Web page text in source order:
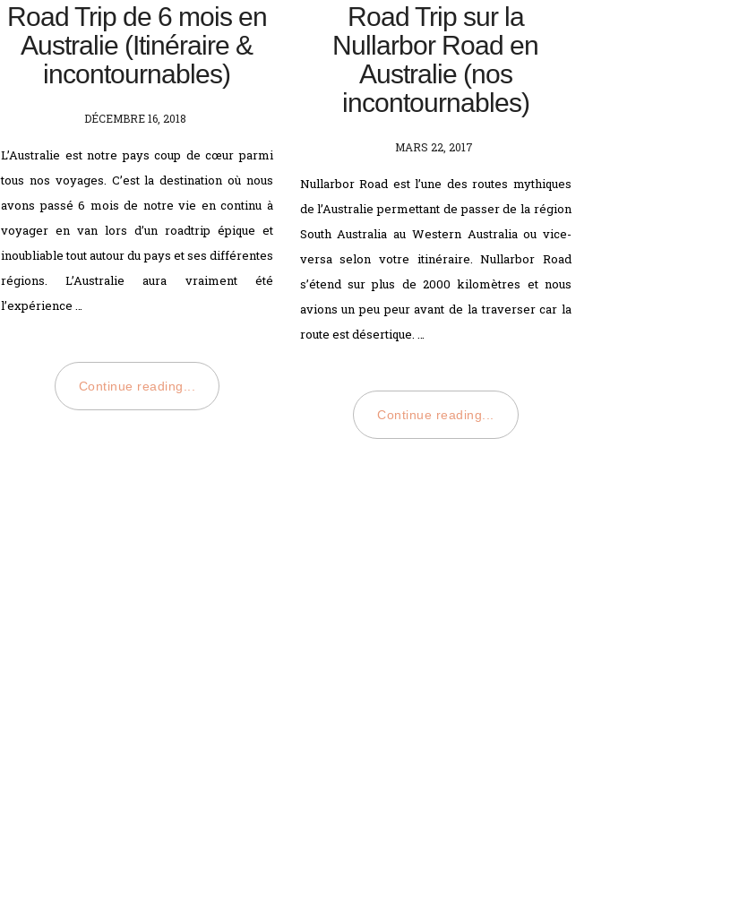
Road Trip de 6 mois en
Australie (Itinéraire &
incontournables)
POSTED
DÉCEMBRE 16, 2018
L’Australie est notre pays coup de cœur parmi
tous nos voyages. C’est la destination où nous
avons passé 6 mois de notre vie en continu à
voyager en van lors d’un roadtrip épique et
inoubliable tout autour du pays et ses différentes
régions. L’Australie aura vraiment été
l’expérience …
Continue reading...
Road Trip sur la
Nullarbor Road en
Australie (nos
incontournables)
POSTED
MARS 22, 2017
Nullarbor Road est l’une des routes mythiques
de l’Australie permettant de passer de la région
South Australia au Western Australia ou vice-
versa selon votre itinéraire. Nullarbor Road
s’étend sur plus de 2000 kilomètres et nous
avions un peu peur avant de la traverser car la
route est désertique. …
Continue reading...